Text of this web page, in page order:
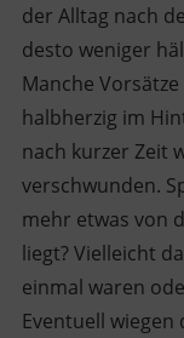
der Alltag nach
desto weniger
Manche
halbherzig im
nach kurzer Zeit
verschwunden.
mehr etwas von
liegt? Vielleicht
einmal waren
Eventuell